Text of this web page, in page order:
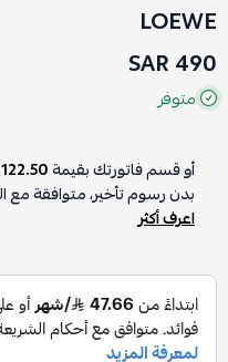
LOEWE
490 SAR
متوفر
أو قسم فاتورتك بقيمة122.50 ر.س
بدون رسوم تأخير، متوافقة مع
اعرف أكثر